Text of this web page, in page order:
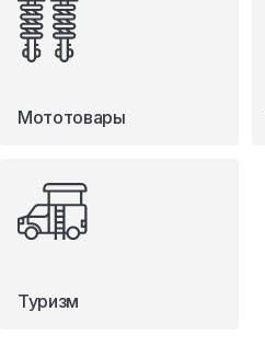
Мототовары
Туризм